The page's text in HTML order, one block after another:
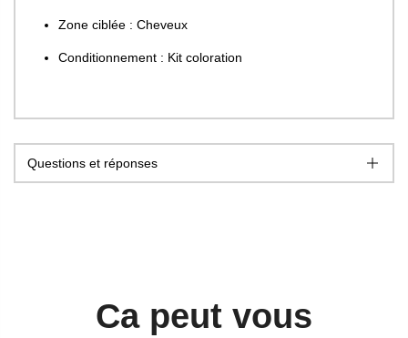
Zone ciblée : Cheveux
Conditionnement : Kit coloration
Questions et réponses
Ca peut vous